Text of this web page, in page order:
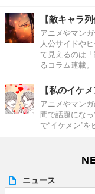
【敵キャラ
アニメやマン
人公サイドや
て見えるのは
るコラム連載。
【私のイケメ
アニメやマン
間で話題にな
で“イケメン”
ニュース